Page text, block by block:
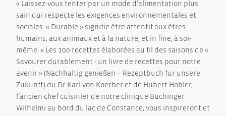
« Laissez-vous tenter par un mode d’alimentation plus
sain qui respecte les exigences environnementales et
sociales. « Durable » signifie être attentif aux êtres
humains, aux animaux et à la nature, et in fine, à soi-
même. » Les 100 recettes élaborées au fil des saisons de «
Savourer durablement - un livre de recettes pour notre
avenir » (Nachhaltig genießen – Rezeptbuch für unsere
Zukunft) du Dr Karl von Koerber et de Hubert Hohler,
l’ancien chef cuisinier de notre clinique Buchinger
Wilhelmi au bord du lac de Constance, vous inspireront et